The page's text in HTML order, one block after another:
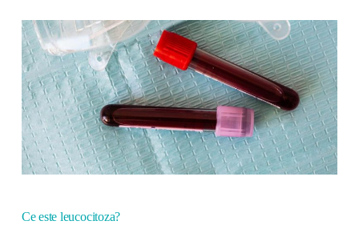
Ce este leucocitoza?